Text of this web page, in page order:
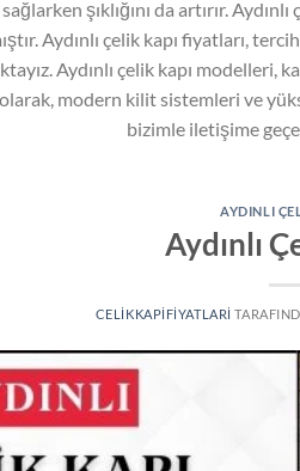
şıklığını da artırır.
Aydınlı çelik kapı fiyatları,
Aydınlı çelik kapı
olarak, modern kilit sistemleri ve
bizimle iletişime
AYDINLI
Aydınlı
CELIKKAPIFIYATLARI